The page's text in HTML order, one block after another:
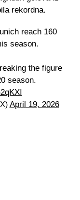
rekordna.
reach 160
season.
the figure
season.
April 19, 2026